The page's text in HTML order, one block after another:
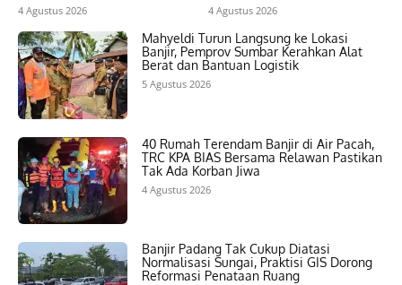
4 Agustus 2026 4 Agustus 2026
Mahyeldi Turun Langsung ke Lokasi
Banjir, Pemprov Sumbar Kerahkan Alat
Berat dan Bantuan Logistik
5 Agustus 2026
40 Rumah Terendam Banjir di Air Pacah,
TRC KPA BIAS Bersama Relawan Pastikan
Tak Ada Korban Jiwa
4 Agustus 2026
Banjir Padang Tak Cukup Diatasi
Normalisasi Sungai, Praktisi GIS Dorong
Reformasi Penataan Ruang